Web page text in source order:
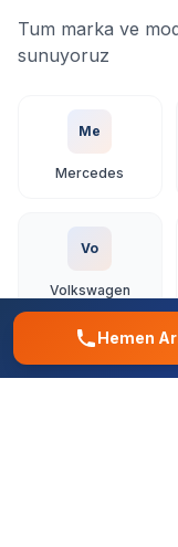
Tum marka ve
sunuyoruz
Me
Mercedes
Vo
Volkswagen
Fo
Hemen